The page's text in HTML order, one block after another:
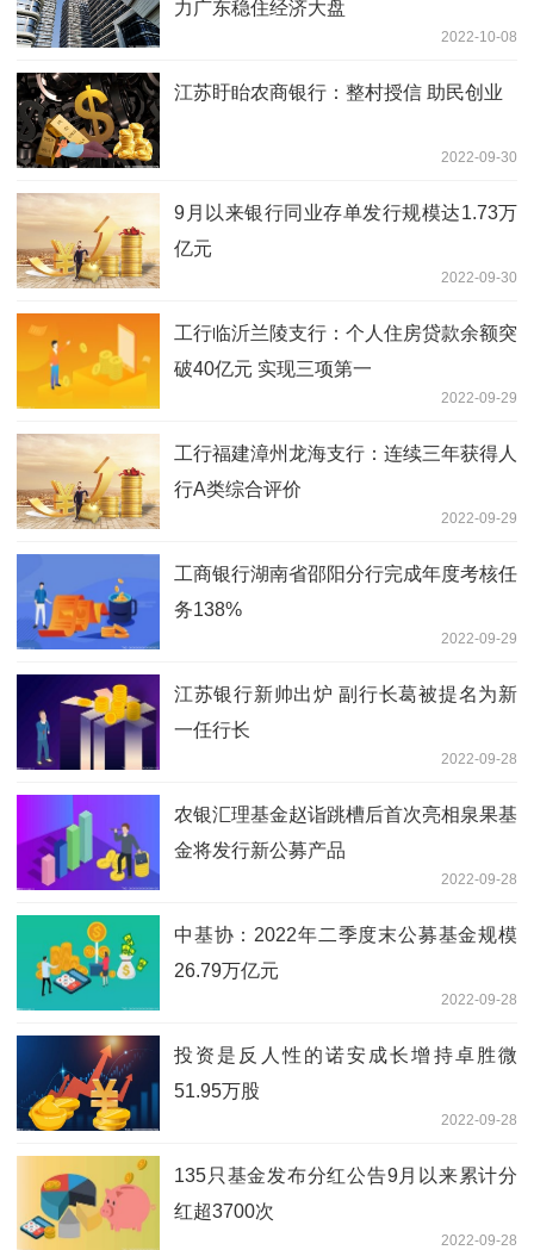
力广东稳住经济大盘
2022-10-08
江苏盱眙农商银行：整村授信 助民创业
2022-09-30
9月以来银行同业存单发行规模达1.73万
亿元
2022-09-30
工行临沂兰陵支行：个人住房贷款余额突
破40亿元 实现三项第一
2022-09-29
工行福建漳州龙海支行：连续三年获得人
行A类综合评价
2022-09-29
工商银行湖南省邵阳分行完成年度考核任
务138%
2022-09-29
江苏银行新帅出炉 副行长葛被提名为新
一任行长
2022-09-28
农银汇理基金赵诣跳槽后首次亮相泉果基
金将发行新公募产品
2022-09-28
中基协：2022年二季度末公募基金规模
26.79万亿元
2022-09-28
投资是反人性的诺安成长增持卓胜微
51.95万股
2022-09-28
135只基金发布分红公告9月以来累计分
红超3700次
2022-09-28